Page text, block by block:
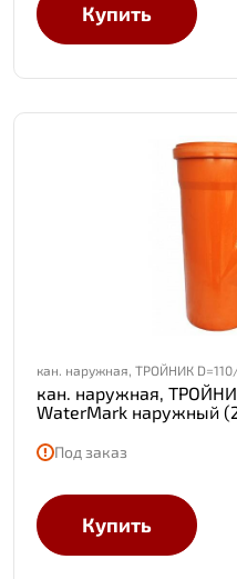
Купить
кан. наружная, ТРОЙНИК
кан. наружная,
WaterMark наружный
Под заказ
Купить